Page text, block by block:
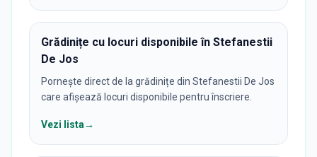
Grădinițe cu locuri disponibile în Stefanestii
De Jos
Pornește direct de la grădinițe din Stefanestii De Jos
care afișează locuri disponibile pentru înscriere.
Vezi lista→